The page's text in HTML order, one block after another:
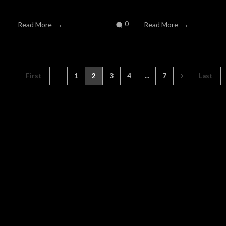
Read More 0 Read More
First 1 2 3 4 ... 7 Last